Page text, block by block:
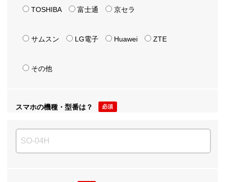
TOSHIBA 富士通 京セラ
サムスン LG電子 Huawei ZTE
その他
スマホの機種・型番は？ 必須